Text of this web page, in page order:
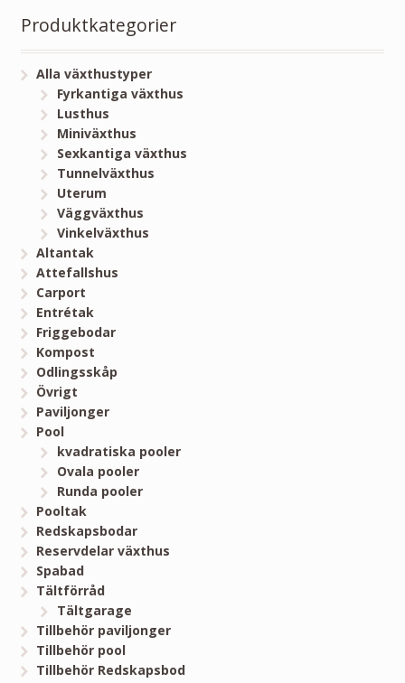
Produktkategorier
Alla växthustyper
Fyrkantiga växthus
Lusthus
Miniväxthus
Sexkantiga växthus
Tunnelväxthus
Uterum
Väggväxthus
Vinkelväxthus
Altantak
Attefallshus
Carport
Entrétak
Friggebodar
Kompost
Odlingsskåp
Övrigt
Paviljonger
Pool
kvadratiska pooler
Ovala pooler
Runda pooler
Pooltak
Redskapsbodar
Reservdelar växthus
Spabad
Tältförråd
Tältgarage
Tillbehör paviljonger
Tillbehör pool
Tillbehör Redskapsbod